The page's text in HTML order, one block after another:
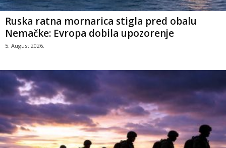
Ruska ratna mornarica stigla pred obalu
Nemačke: Evropa dobila upozorenje
5. August 2026.